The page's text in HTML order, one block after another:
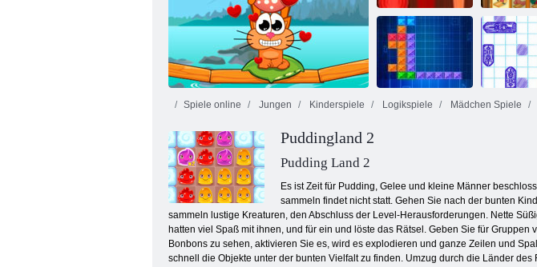
Süßigkeiten Regen 5
Katze auf der ganzen Welt - Alpenseen
Backgammon
Classic
Spiele online Jungen Kinderspiele Logikspiele Mädchen Spiele
Puddingland 2
Pudding Land 2
Es ist Zeit für Pudding, Gelee und kleine Männer
sammeln findet nicht statt. Gehen Sie nach der bunten
sammeln lustige Kreaturen, den Abschluss der Level-Herausforderungen. Nette
hatten viel Spaß mit ihnen, und für ein und löste das Rätsel. Geben Sie für
Bonbons zu sehen, aktivieren Sie es, wird es explodieren und ganze Zeilen und
schnell die Objekte unter der bunten Vielfalt zu finden. Umzug durch die Länder